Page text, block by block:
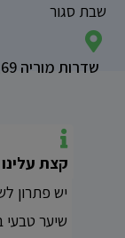
שבת סגור
שדרות מוריה 69, חיפה
קצת עלינו
יש פתרון